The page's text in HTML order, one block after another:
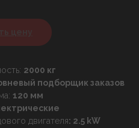
2000 кг
подборщик заказов
120 мм
двигателя: 2.5 kW